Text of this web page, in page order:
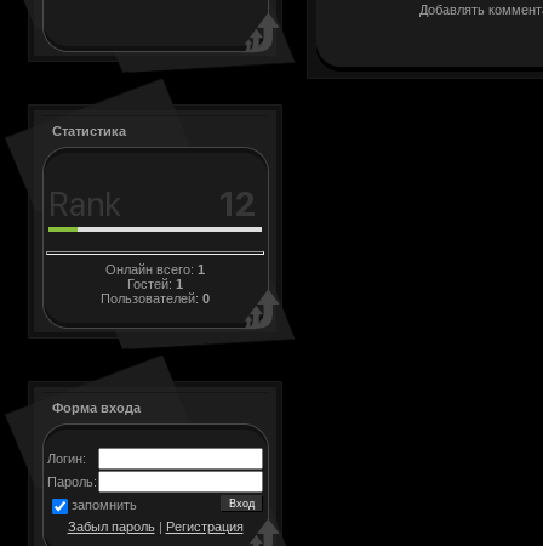
Статистика
Онлайн всего: 1
Гостей: 1
Пользователей: 0
Форма входа
Логин:
Пароль:
запомнить
Забыл пароль| Регистрация
Добавлять